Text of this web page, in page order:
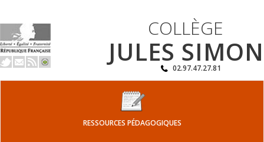
COLLÈGE
JULES SIMON
02.97.47.27.81
RESSOURCES PÉDAGOGIQUES